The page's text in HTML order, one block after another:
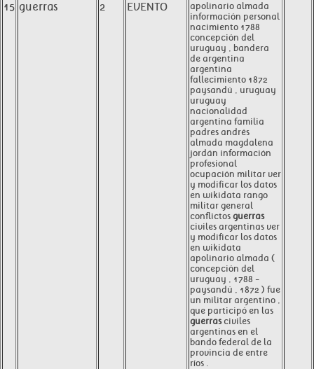
15 guerras 2 EVENTO
apolinario almada
información personal
nacimiento 1788
concepción del
uruguay , bandera
de argentina
argentina
fallecimiento 1872
paysandú , uruguay
uruguay
nacionalidad
argentina familia
padres andrés
almada magdalena
jordán información
profesional
ocupación militar ver
y modificar los datos
en wikidata rango
militar general
conflictos guerras
civiles argentinas ver
y modificar los datos
en wikidata
apolinario almada (
concepción del
uruguay , 1788 -
paysandú , 1872 ) fue
un militar argentino ,
que participó en las
guerrasciviles
argentinas en el
bando federal de la
provincia de entre
ríos .